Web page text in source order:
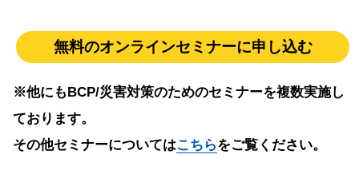
無料のオンラインセミナーに申し込む
※他にもBCP/災害対策のためのセミナーを複数実施し
ております。
その他セミナーについてはこちらをご覧ください。